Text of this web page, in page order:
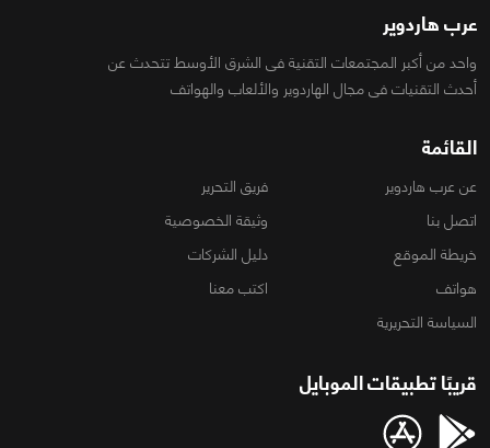
عرب هاردوير
واحد من أكبر المجتمعات التقنية فى الشرق الأوسط تتحدث عن
أحدث التقنيات فى مجال الهاردوير والألعاب والهواتف
القائمة
عن عرب هاردوير
فريق التحرير
اتصل بنا
وثيقة الخصوصية
خريطة الموقع
دليل الشركات
هواتف
اكتب معنا
السياسة التحريرية
قريبًا تطبيقات الموبايل